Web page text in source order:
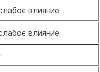
влияние
влияние